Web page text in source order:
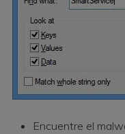
Encuentre el